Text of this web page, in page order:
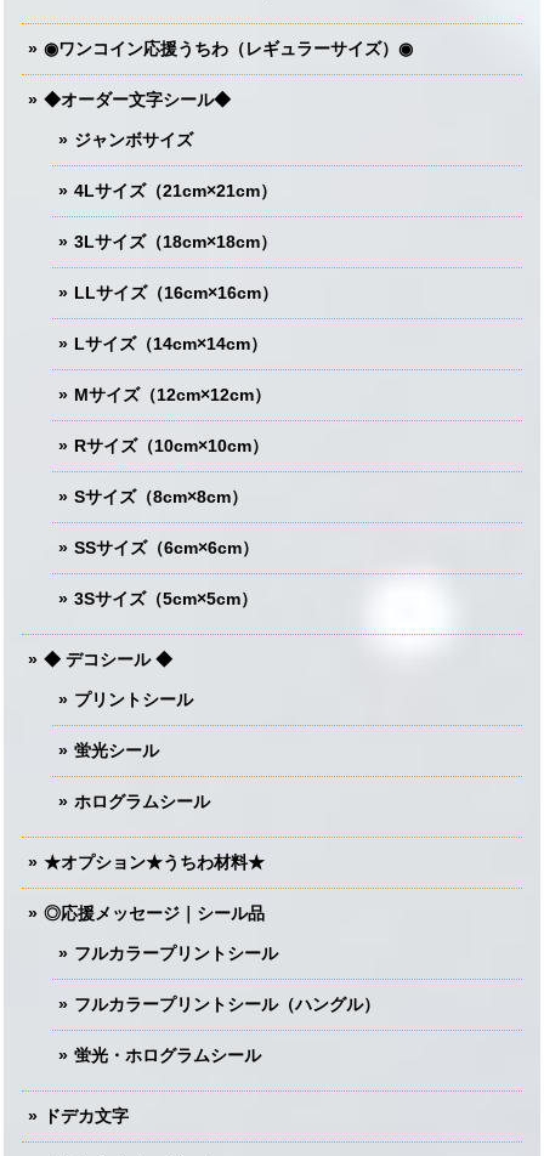
◉ワンコイン応援うちわ（レギュラーサイズ）◉
◆オーダー文字シール◆
ジャンボサイズ
4Lサイズ（21cm×21cm）
3Lサイズ（18cm×18cm）
LLサイズ（16cm×16cm）
Lサイズ（14cm×14cm）
Mサイズ（12cm×12cm）
Rサイズ（10cm×10cm）
Sサイズ（8cm×8cm）
SSサイズ（6cm×6cm）
3Sサイズ（5cm×5cm）
◆ デコシール ◆
プリントシール
蛍光シール
ホログラムシール
★オプション★うちわ材料★
◎応援メッセージ｜シール品
フルカラープリントシール
フルカラープリントシール（ハングル）
蛍光・ホログラムシール
ドデカ文字